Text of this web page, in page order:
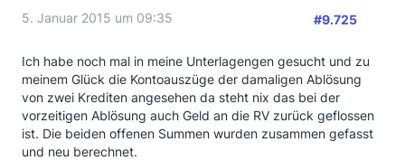
5. Januar 2015 um 09:35 #9.725
Ich habe noch mal in meine Unterlagengen gesucht und zu
meinem Glück die Kontoauszüge der damaligen Ablösung
von zwei Krediten angesehen da steht nix das bei der
vorzeitigen Ablösung auch Geld an die RV zurück geflossen
ist. Die beiden offenen Summen wurden zusammen gefasst
und neu berechnet.